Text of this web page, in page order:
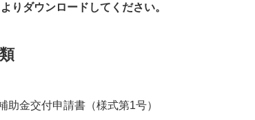
りダウンロードしてください。
助金交付申請書（様式第1号）